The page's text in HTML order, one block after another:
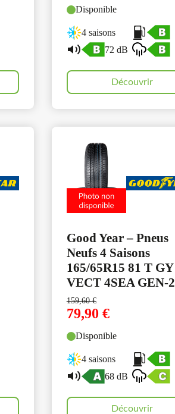
Disponible
4 saisons
72 dB
Découvrir
Good Year – Pneus
Neufs 4 Saisons
165/65R15 81 T GY
VECT 4SEA GEN-2
159,60€
79,90 €
Disponible
4 saisons
68 dB
Découvrir